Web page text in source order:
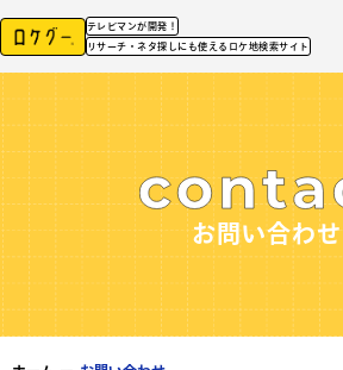
テレビマンが開発！
リサーチ・ネタ探しにも使えるロケ地検索サイト
お問い合わせ